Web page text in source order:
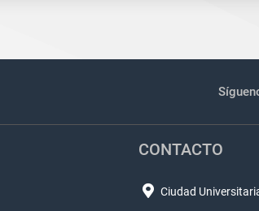
CONTACTO
Ciudad